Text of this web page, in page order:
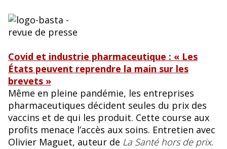
Covid et industrie pharmaceutique : « Les
États peuvent reprendre la main sur les
brevets »
Même en pleine pandémie, les entreprises
pharmaceutiques décident seules du prix des
vaccins et de qui les produit. Cette course aux
profits menace l’accès aux soins. Entretien avec
Olivier Maguet, auteur de La Santé hors de prix.